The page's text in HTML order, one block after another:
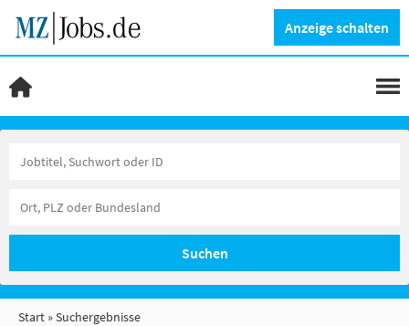
Anzeige schalten
Suchen
Start Suchergebnisse